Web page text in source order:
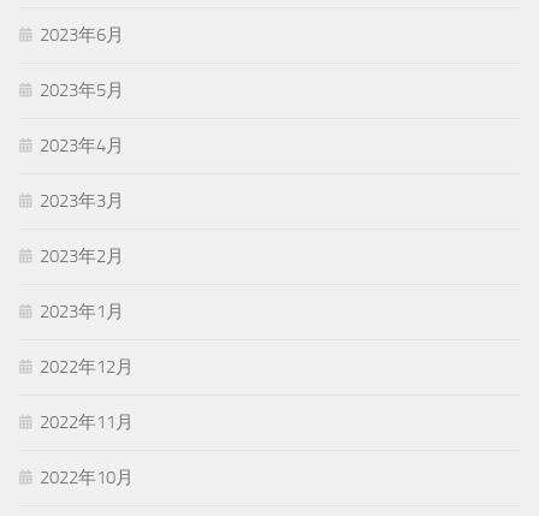
2023年6月
2023年5月
2023年4月
2023年3月
2023年2月
2023年1月
2022年12月
2022年11月
2022年10月